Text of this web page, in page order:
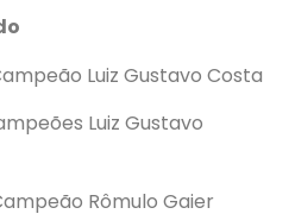
Luiz Gustavo Costa
Luiz Gustavo
Rômulo Gaier